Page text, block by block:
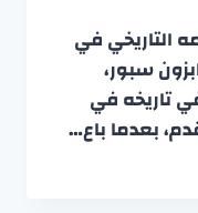
التاريخي في
سبور،
تاريخه في
بعدما باع…